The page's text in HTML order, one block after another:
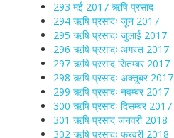
293 मई 2017 ऋषि प्रसाद
294 ऋषि प्रसादः जून 2017
295 ऋषि प्रसादः जुलाई 2017
296 ऋषि प्रसादः अगस्त 2017
297 ऋषि प्रसाद सितम्बर 2017
298 ऋषि प्रसादः अक्तूबर 2017
299 ऋषि प्रसादः नवम्बर 2017
300 ऋषि प्रसादः दिसम्बर 2017
301 ऋषि प्रसाद जनवरी 2018
302 ऋषि प्रसादः फरवरी 2018